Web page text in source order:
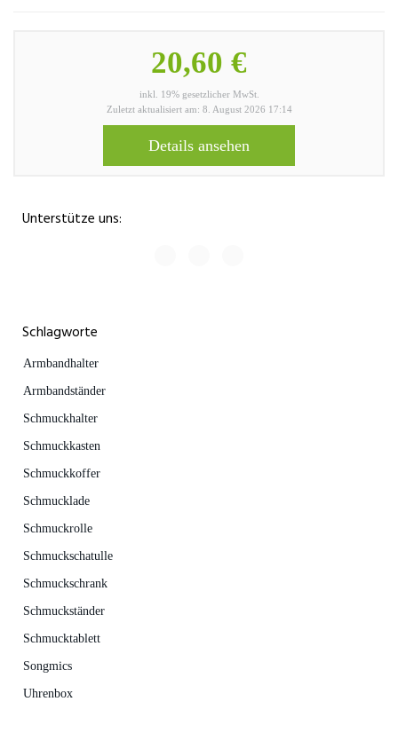
20,60 €
inkl. 19% gesetzlicher MwSt.
Zuletzt aktualisiert am: 8. August 2026 17:14
Details ansehen
Unterstütze uns:
Schlagworte
Armbandhalter
Armbandständer
Schmuckhalter
Schmuckkasten
Schmuckkoffer
Schmucklade
Schmuckrolle
Schmuckschatulle
Schmuckschrank
Schmuckständer
Schmucktablett
Songmics
Uhrenbox